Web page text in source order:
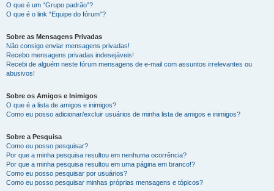
O que é um “Grupo padrão”?
O que é o link “Equipe do fórum”?
Sobre as Mensagens Privadas
Não consigo enviar mensagens privadas!
Recebo mensagens privadas indesejáveis!
Recebi de alguém neste fórum mensagens de e-mail com assuntos irrelevantes ou
abusivos!
Sobre os Amigos e Inimigos
O que é a lista de amigos e inimigos?
Como eu posso adicionar/excluir usuários de minha lista de amigos e inimigos?
Sobre a Pesquisa
Como eu posso pesquisar?
Por que a minha pesquisa resultou em nenhuma ocorrência?
Por que a minha pesquisa resultou em uma página em branco!?
Como eu posso pesquisar por usuários?
Como eu posso pesquisar minhas próprias mensagens e tópicos?